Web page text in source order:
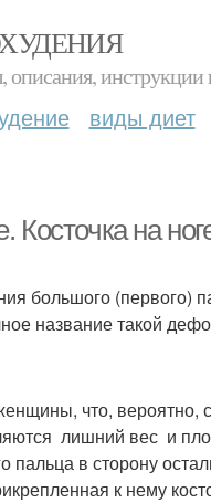
инструкции
виды диет
Косточка на
большого (первого)
название такой
что, вероятно,
лишний вес и
в сторону
к нему